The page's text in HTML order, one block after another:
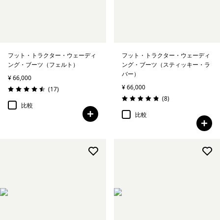
フット・トラクター・ウェーディ
ング・ブーツ（フェルト）
¥ 66,000
評価: 4.5 / 5
(17レビュー
)
比較
フット・トラクター・ウェーディ
ング・ブーツ（スティッキー・ラ
バー）
¥ 66,000
評価: 4.9 / 5
(8レビュー
)
比較